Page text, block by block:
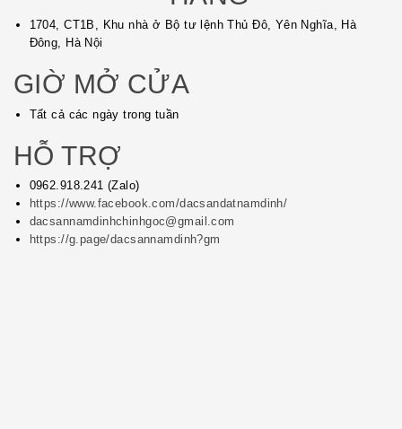
1704, CT1B, Khu nhà ở Bộ tư lệnh Thủ Đô, Yên Nghĩa, Hà
Đông, Hà Nội
GIỜ MỞ CỬA
Tất cả các ngày trong tuần
HỖ TRỢ
0962.918.241 (Zalo)
https://www.facebook.com/dacsandatnamdinh/
dacsannamdinhchinhgoc@gmail.com
https://g.page/dacsannamdinh?gm